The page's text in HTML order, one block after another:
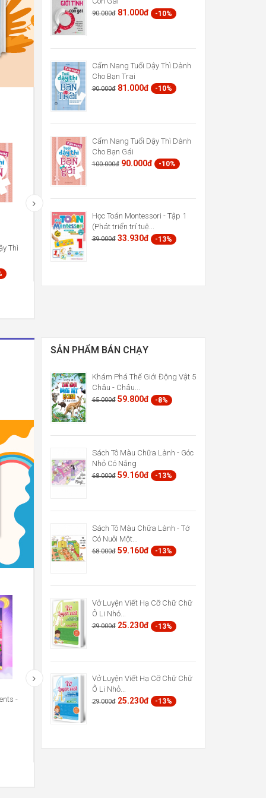
Thì
Phương Pháp Giáo Dục Sớm
Montessori Cho Trẻ Từ 0...
55.000đ 47.850đ -13%
Cùng Con Chống Nạn Bắt Nạt
135.000đ
90.000đ 81.000đ -10%
Cẩm Nang Tuổi Dậy Thì Dành
Cho Bạn Trai
90.000đ 81.000đ -10%
Cẩm Nang Tuổi Dậy Thì Dành
Cho Bạn Gái
100.000đ 90.000đ -10%
Học Toán Montessori - Tập 1
(Phát triển trí tuệ...
39.000đ 33.930đ -13%
-
Truyện Tranh Khoa Học - Những
Cuộc Phiêu Lưu Kỳ...
56.000đ 48.720đ
Truyện Tranh Khoa Học -
Cuộc Phiêu Lưu Kỳ...
SẢN PHẨM BÁN CHẠY
Khám Phá Thế Giới Động Vật 5
Châu - Châu...
65.000đ 59.800đ -8%
Sách Tô Màu Chữa Lành - Góc
Nhỏ Có Nắng
68.000đ 59.160đ -13%
Sách Tô Màu Chữa Lành - Tớ
Có Nuôi Một...
68.000đ 59.160đ -13%
Vở Luyện Viết Hạ Cỡ Chữ Chữ
Ô Li Nhỏ...
29.000đ 25.230đ -13%
Vở Luyện Viết Hạ Cỡ Chữ Chữ
Ô Li Nhỏ...
29.000đ 25.230đ -13%